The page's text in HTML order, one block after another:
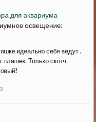
для аквариума
освещение:
идеально себя ведут .
Только скотч